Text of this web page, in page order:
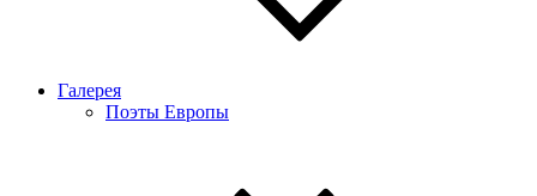
Галерея
Поэты Европы